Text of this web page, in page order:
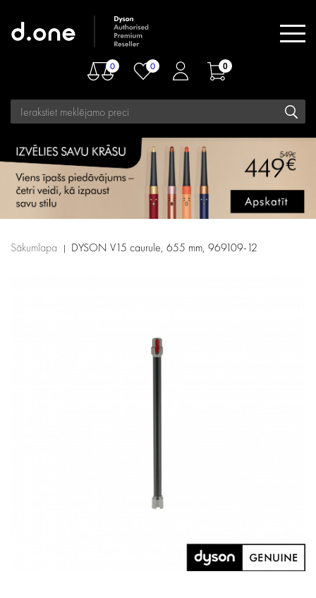
0 0 0
Sākumlapa DYSON V15 caurule, 655 mm, 969109-12